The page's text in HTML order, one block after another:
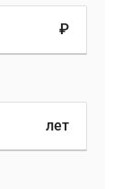
₽
лет